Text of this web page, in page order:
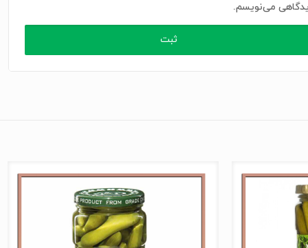
می‌نویسم.